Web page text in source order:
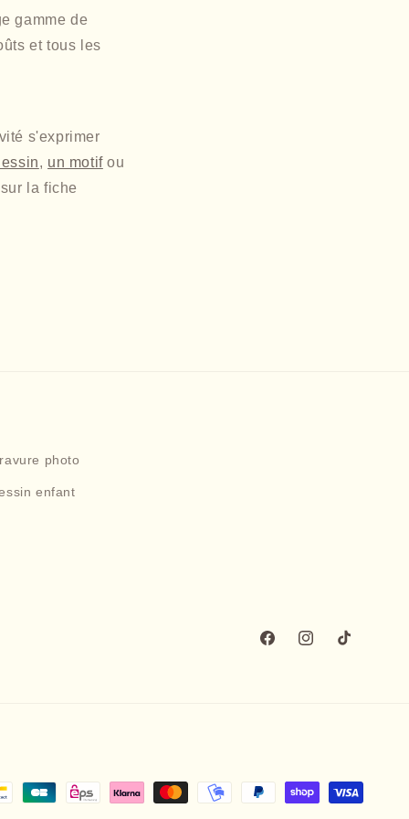
gamme de
et tous les
s'exprimer
, un motifou
la fiche
photo
enfant
FacebookInstagramTikTok